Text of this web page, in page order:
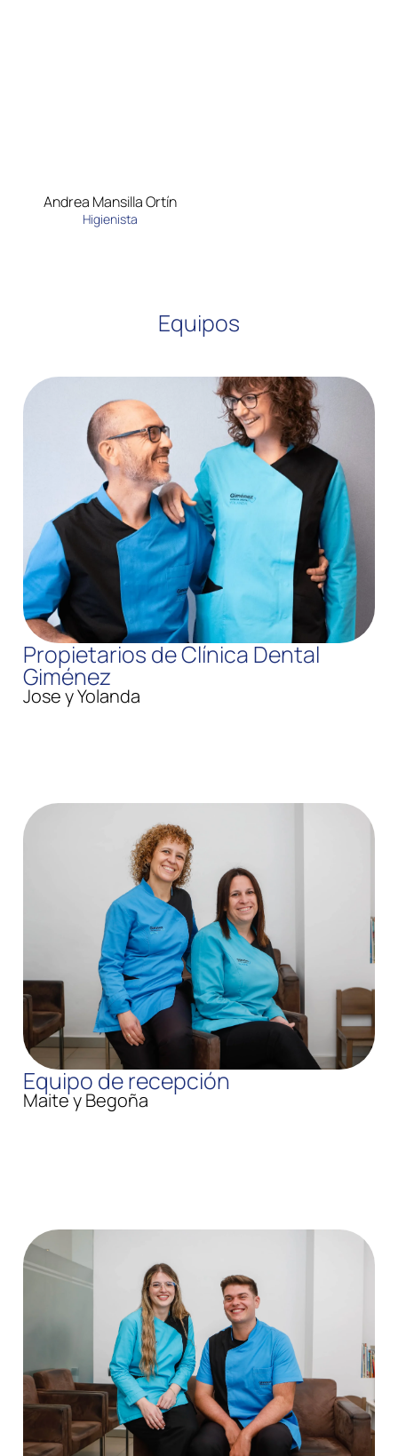
Andrea Mansilla Ortín
Higienista
Equipos
Propietarios de Clínica Dental
Giménez
Jose y Yolanda
Equipo de recepción
Maite y Begoña